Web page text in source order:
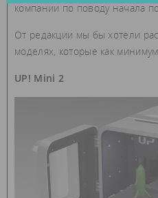
компании по поводу начала
От редакции мы бы хотели
моделях, которые как
UP! Mini 2